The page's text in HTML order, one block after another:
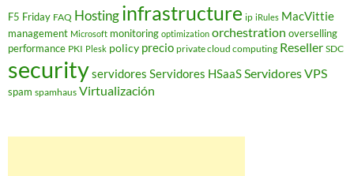
F5 Friday FAQ Hostinginfrastructure ip iRules MacVittie
management Microsoft monitoring optimization orchestration overselling
performance PKI Plesk policy precio private cloud computing Reseller SDC
securityservidores Servidores HSaaSServidores VPS
spam spamhaus Virtualización